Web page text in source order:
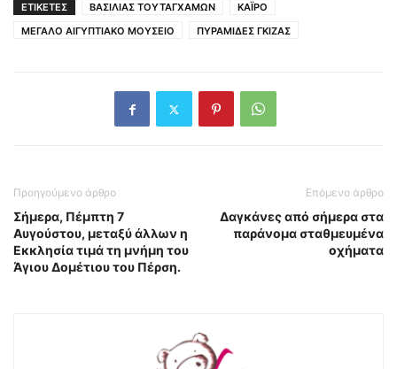
ΕΤΙΚΕΤΕΣ ΒΑΣΙΛΙΑΣ ΤΟΥΤΑΓΧΑΜΩΝ
ΚΑΪΡΟ
ΜΕΓΑΛΟ ΑΙΓΥΠΤΙΑΚΟ ΜΟΥΣΕΙΟ
ΠΥΡΑΜΙΔΕΣ ΓΚΙΖΑΣ
Προηγούμενο άρθρο
Σήμερα, Πέμπτη 7
Αυγούστου, μεταξύ άλλων η
Εκκλησία τιμά τη μνήμη του
Άγιου Δομέτιου του Πέρση.
Επόμενο άρθρο
Δαγκάνες από σήμερα στα
παράνομα σταθμευμένα
οχήματα